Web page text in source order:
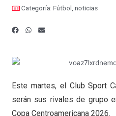
Categoría: Fútbol noticias
Este martes, el Club Sport
serán sus rivales de grupo
Copa Centroamericana 2026.